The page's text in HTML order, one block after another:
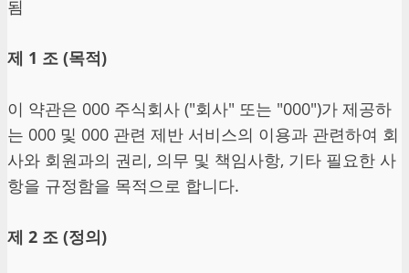
됨
제 1 조 (목적)
이 약관은 000 주식회사 ("회사" 또는 "000")가 제공하
는 000 및 000 관련 제반 서비스의 이용과 관련하여 회
사와 회원과의 권리, 의무 및 책임사항, 기타 필요한 사
항을 규정함을 목적으로 합니다.
제 2 조 (정의)